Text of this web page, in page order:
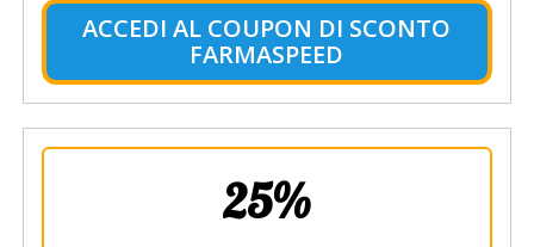
ACCEDI AL COUPON DI SCONTO
FARMASPEED
25%